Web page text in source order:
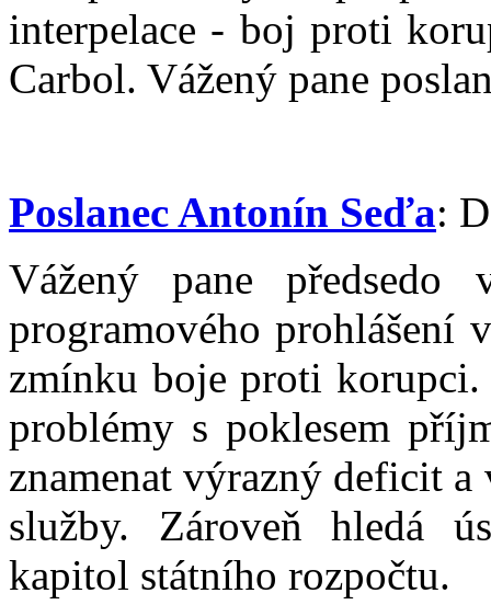
interpelace - boj proti
Carbol. Vážený pane
Poslanec Antonín Seďa:
Vážený pane předsedo
programového prohlášení
zmínku boje proti
problémy s poklesem
znamenat výrazný deficit
služby. Zároveň hledá
kapitol státního rozpočtu.